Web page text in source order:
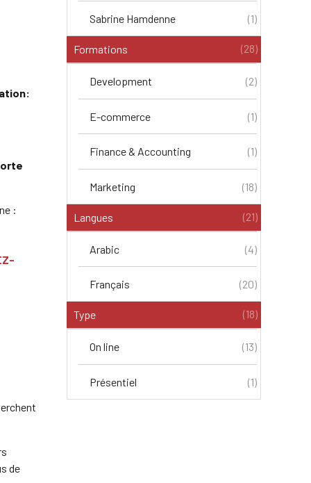
:
de
Sabrine Hamdenne (1)
Formations (28)
Development (2)
E-commerce (1)
Finance & Accounting (1)
Marketing (18)
Langues (21)
Arabic (4)
Français (20)
Type (18)
On line (13)
Présentiel (1)